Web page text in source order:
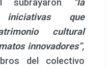
y la oferta
resaltando su
aromático
para generar
de servicio.